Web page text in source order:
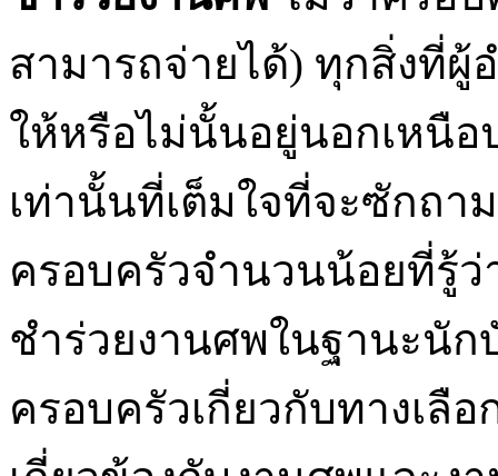
สามารถจ่ายได้) ทุกสิ่งที่
ให้หรือไม่นั้นอยู่นอกเหนือ
เท่านั้นที่เต็มใจที่จะซักถา
ครอบครัวจำนวนน้อยที่รู้ว่
ชำร่วยงานศพในฐานะนั
ครอบครัวเกี่ยวกับทางเลื